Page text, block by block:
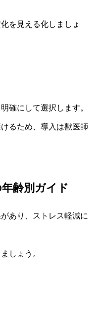
を見える化しましょ
確にして選択します。
るため、導入は獣医師
齢別ガイド
あり、ストレス軽減に
しょう。